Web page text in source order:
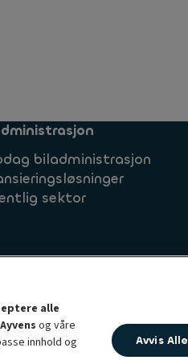
biladministrasjon
sektor
Norge
Oslo
alle
Ayvens og våre
innhold og
Avvis Alle